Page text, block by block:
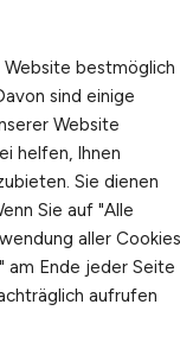
Leipzig
Website bestmöglich
sind einige
Website
helfen, Ihnen
Sie dienen
Sie auf "Alle
aller Cookies
am Ende jeder Seite
aufrufen